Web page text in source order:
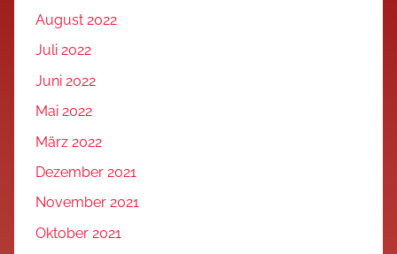
August 2022
Juli 2022
Juni 2022
Mai 2022
März 2022
Dezember 2021
November 2021
Oktober 2021